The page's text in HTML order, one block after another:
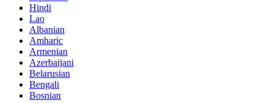
Hindi
Lao
Albanian
Amharic
Armenian
Azerbaijani
Belarusian
Bengali
Bosnian